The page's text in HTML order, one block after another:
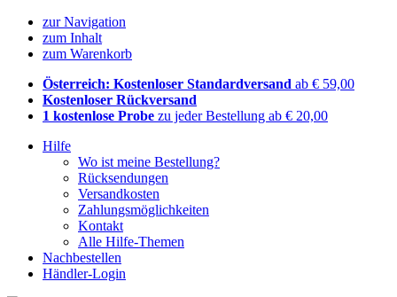
zur Navigation
zum Inhalt
zum Warenkorb
Österreich: Kostenloser Standardversand ab € 59,00
Kostenloser Rückversand
1 kostenlose Probe zu jeder Bestellung ab € 20,00
Hilfe
Wo ist meine Bestellung?
Rücksendungen
Versandkosten
Zahlungsmöglichkeiten
Kontakt
Alle Hilfe-Themen
Nachbestellen
Händler-Login